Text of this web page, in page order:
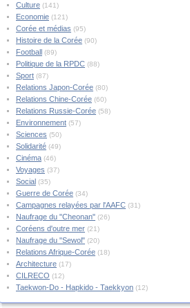
Culture (141)
Economie (121)
Corée et médias (95)
Histoire de la Corée (90)
Football (89)
Politique de la RPDC (88)
Sport (87)
Relations Japon-Corée (80)
Relations Chine-Corée (60)
Relations Russie-Corée (58)
Environnement (57)
Sciences (50)
Solidarité (49)
Cinéma (46)
Voyages (37)
Social (35)
Guerre de Corée (34)
Campagnes relayées par l'AAFC (31)
Naufrage du "Cheonan" (26)
Coréens d'outre mer (21)
Naufrage du "Sewol" (20)
Relations Afrique-Corée (18)
Architecture (17)
CILRECO (12)
Taekwon-Do - Hapkido - Taekkyon (12)